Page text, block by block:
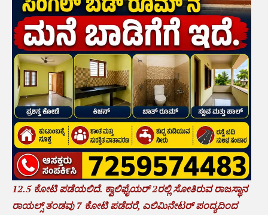
12.5 ಕೋಟಿ ಪಡೆಯಲಿದೆ. ಕ್ವಾಲಿಫೈಯರ್ 2ರಲ್ಲಿ ಸೋತಿರುವ ರಾಜಸ್ಥಾನ
ರಾಯಲ್ಸ್ ತಂಡವು 7 ಕೋಟಿ ಪಡೆದರೆ, ಎಲಿಮಿನೇಟರ್ ಪಂದ್ಯದಿಂದ